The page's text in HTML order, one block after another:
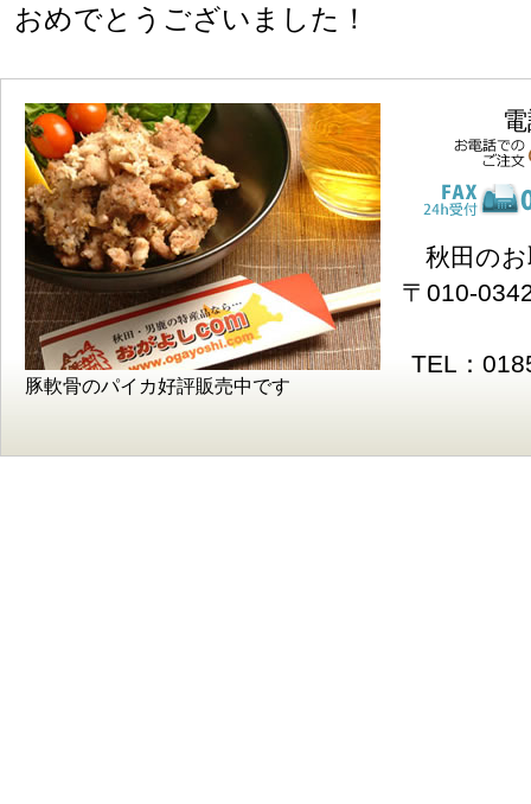
おめでとうございました！
豚軟骨のパイカ好評販売中です
秋田の
〒010-
TEL：